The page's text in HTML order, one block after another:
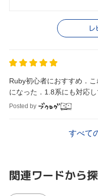
レ
Ruby初心者におすすめ．
になった．1.8系にも対応し
Posted by
すべて
関連ワードから